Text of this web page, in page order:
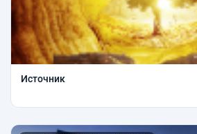
Источник